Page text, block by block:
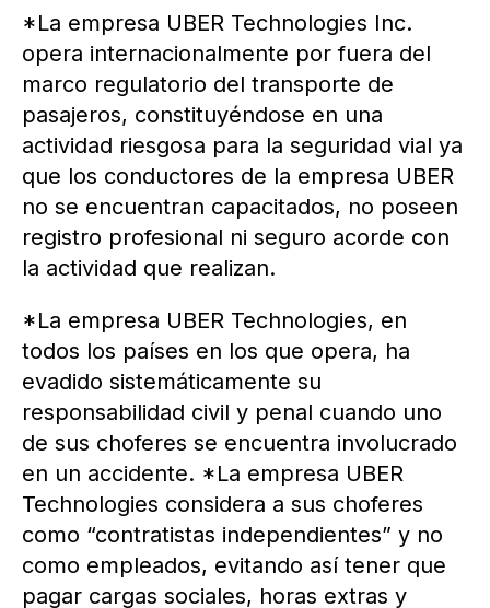
*La empresa UBER Technologies Inc.
opera internacionalmente por fuera del
marco regulatorio del transporte de
pasajeros, constituyéndose en una
actividad riesgosa para la seguridad vial ya
que los conductores de la empresa UBER
no se encuentran capacitados, no poseen
registro profesional ni seguro acorde con
la actividad que realizan.
*La empresa UBER Technologies, en
todos los países en los que opera, ha
evadido sistemáticamente su
responsabilidad civil y penal cuando uno
de sus choferes se encuentra involucrado
en un accidente. *La empresa UBER
Technologies considera a sus choferes
como “contratistas independientes” y no
como empleados, evitando así tener que
pagar cargas sociales, horas extras y